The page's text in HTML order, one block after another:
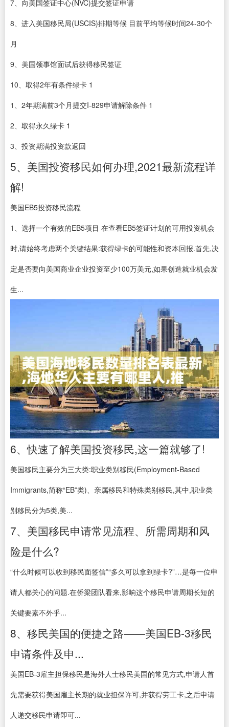
7、向美国签证中心(NVC)提交签证申请
8、进入美国移民局(USCIS)排期等候 目前平均等候时间24-30个
月
9、美国领事馆面试后获得移民签证
10、取得2年有条件绿卡 1
1、2年期满前3个月提交I-829申请解除条件 1
2、取得永久绿卡 1
3、投资期满投资款返回
5、美国投资移民如何办理,2021最新流程详
解!
美国EB5投资移民流程
1、选择一个有效的EB5项目 在查看EB5签证计划的可用投资机会
时,请始终考虑两个关键结果:获得绿卡的可能性和资本回报.首先,决
定是否要向美国商业企业投资至少100万美元,如果创造就业机会发
生...
6、快速了解美国投资移民,这一篇就够了!
美国移民主要分为三大类:职业类别移民(Employment-Based
Immigrants,简称“EB”类)、亲属移民和特殊类别移民,其中,职业类
别移民分为5类,美...
7、美国移民申请常见流程、所需周期和风
险是什么?
“什么时候可以收到移民面签信”“多久可以拿到绿卡?”…是每一位申
请人都关心的问题.在侨梁团队看来,影响这个移民申请周期长短的
关键要素不外乎...
8、移民美国的便捷之路——美国EB-3移民
申请条件及申...
美国EB-3雇主担保移民是海外人士移民美国的常见方式,申请人首
先需要获得美国雇主长期的就业担保许可,并获得劳工卡,之后申请
人递交移民申请即可...